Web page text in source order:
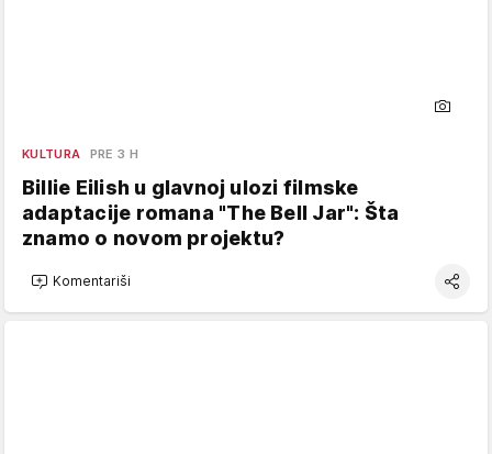
KULTURA PRE 3 H
Billie Eilish u glavnoj ulozi filmske
adaptacije romana "The Bell Jar": Šta
znamo o novom projektu?
Komentariši